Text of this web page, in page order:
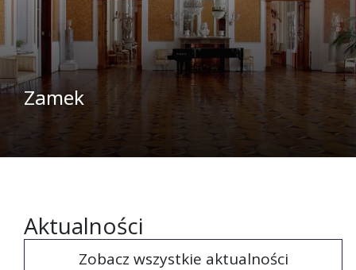
Zamek
Aktualności
Zobacz wszystkie aktualności